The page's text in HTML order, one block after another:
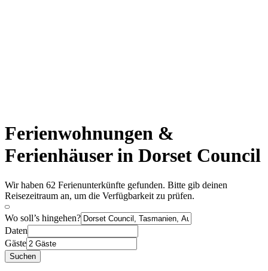
Ferienwohnungen &
Ferienhäuser in Dorset Council
Wir haben 62 Ferienunterkünfte gefunden. Bitte gib deinen
Reisezeitraum an, um die Verfügbarkeit zu prüfen.
Wo soll’s hingehen?
Daten
Gäste
Suchen